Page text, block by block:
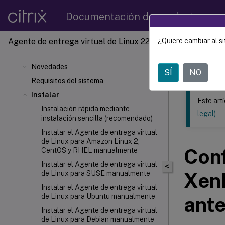
Documentación de productos
Agente de entrega virtual de Linux 2201
Novedades
Requisitos del sistema
Instalar
Instalación rápida mediante
instalación sencilla (recomendado)
Instalar el Agente de entrega virtual
de Linux para Amazon Linux 2,
CentOS y RHEL manualmente
Instalar el Agente de entrega virtual
de Linux para SUSE manualmente
Instalar el Agente de entrega virtual
de Linux para Ubuntu manualmente
Instalar el Agente de entrega virtual
de Linux para Debian manualmente
Este
<
Este
legal)
¿Quiere cambiar al
SÍ NO